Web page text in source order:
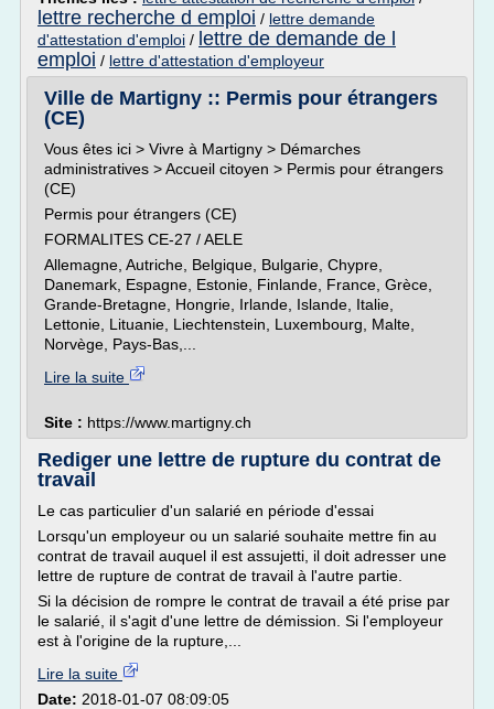
lettre recherche d emploi / lettre demande
d'attestation d'emploi / lettre de demande de l
emploi / lettre d'attestation d'employeur
Ville de Martigny :: Permis pour étrangers
(CE)
Vous êtes ici > Vivre à Martigny > Démarches
administratives > Accueil citoyen > Permis pour étrangers
(CE)
Permis pour étrangers (CE)
FORMALITES CE-27 / AELE
Allemagne, Autriche, Belgique, Bulgarie, Chypre,
Danemark, Espagne, Estonie, Finlande, France, Grèce,
Grande-Bretagne, Hongrie, Irlande, Islande, Italie,
Lettonie, Lituanie, Liechtenstein, Luxembourg, Malte,
Norvège, Pays-Bas,...
Lire la suite
Site : https://www.martigny.ch
Rediger une lettre de rupture du contrat de
travail
Le cas particulier d'un salarié en période d'essai
Lorsqu'un employeur ou un salarié souhaite mettre fin au
contrat de travail auquel il est assujetti, il doit adresser une
lettre de rupture de contrat de travail à l'autre partie.
Si la décision de rompre le contrat de travail a été prise par
le salarié, il s'agit d'une lettre de démission. Si l'employeur
est à l'origine de la rupture,...
Lire la suite
Date: 2018-01-07 08:09:05